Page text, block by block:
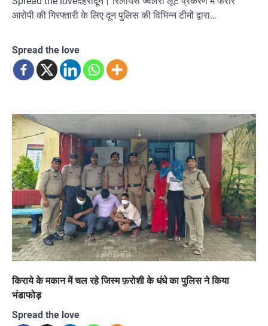
आरोपी की गिरफ्तारी के लिए दून पुलिस की विभिन्न टीमों द्वारा…
Spread the love
किराये के मकान में चल रहे जिस्म फ़रोशी के धंधे का पुलिस ने किया
भंडाफोड़
Spread the love